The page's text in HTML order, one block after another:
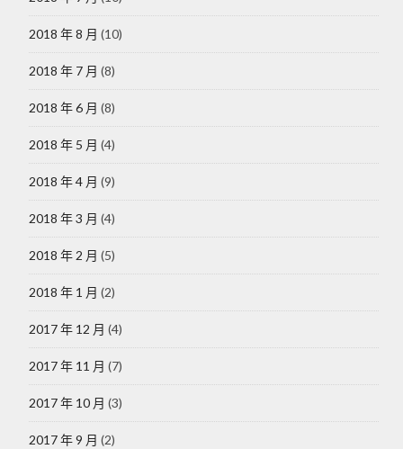
2018 年 8 月 (10)
2018 年 7 月 (8)
2018 年 6 月 (8)
2018 年 5 月 (4)
2018 年 4 月 (9)
2018 年 3 月 (4)
2018 年 2 月 (5)
2018 年 1 月 (2)
2017 年 12 月 (4)
2017 年 11 月 (7)
2017 年 10 月 (3)
2017 年 9 月 (2)